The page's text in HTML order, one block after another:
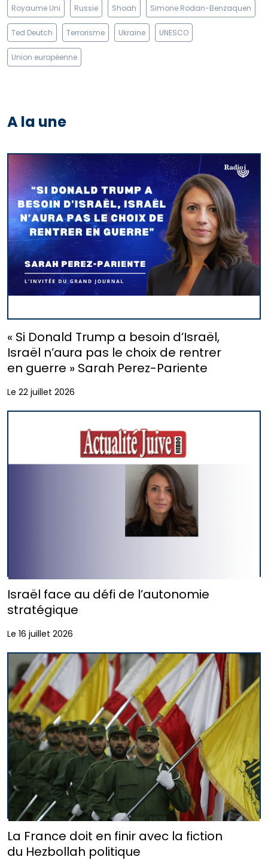
Royaume Uni Russie Shoah Simone Rodan-Benzaquen
Ted Deutch Terrorisme Ukraine UNESCO
Union européenne
A la une
« Si Donald Trump a besoin d’Israël,
Israël n’aura pas le choix de rentrer
en guerre » Sarah Perez-Pariente
Le 22 juillet 2026
Israël face au défi de l’autonomie
stratégique
Le 16 juillet 2026
La France doit en finir avec la fiction
du Hezbollah politique